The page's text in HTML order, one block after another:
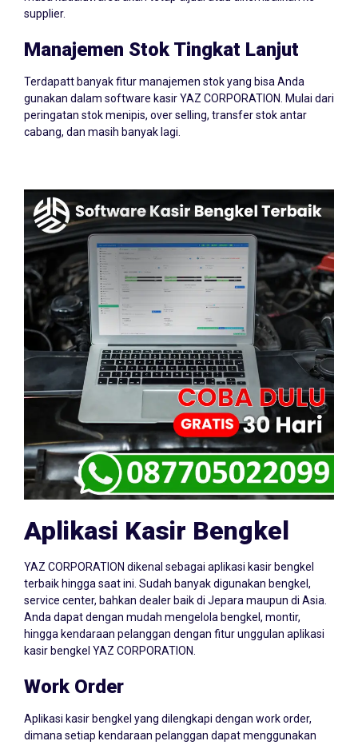
supplier.
Manajemen Stok Tingkat Lanjut
Terdapatt banyak fitur manajemen stok yang bisa Anda
gunakan dalam software kasir YAZ CORPORATION. Mulai dari
peringatan stok menipis, over selling, transfer stok antar
cabang, dan masih banyak lagi.
Aplikasi Kasir Bengkel
YAZ CORPORATION dikenal sebagai aplikasi kasir bengkel
terbaik hingga saat ini. Sudah banyak digunakan bengkel,
service center, bahkan dealer baik di Jepara maupun di Asia.
Anda dapat dengan mudah mengelola bengkel, montir,
hingga kendaraan pelanggan dengan fitur unggulan aplikasi
kasir bengkel YAZ CORPORATION.
Work Order
Aplikasi kasir bengkel yang dilengkapi dengan work order,
dimana setiap kendaraan pelanggan dapat menggunakan